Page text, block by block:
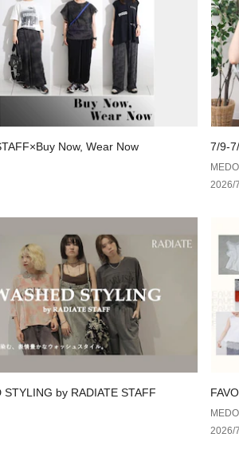
Now, Wear Now 7/9-
2026/
STYLING by RADIATE STAFF
集ま
2026/